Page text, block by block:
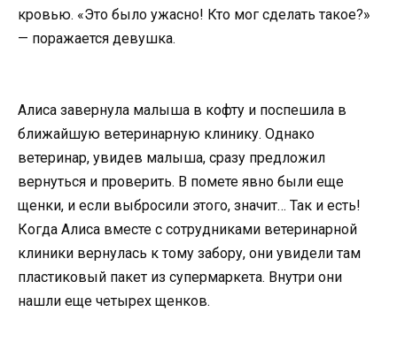
кровью. «Это было ужасно! Кто мог сделать такое?»
— поражается девушка.
Алиса завернула малыша в кофту и поспешила в
ближайшую ветеринарную клинику. Однако
ветеринар, увидев малыша, сразу предложил
вернуться и проверить. В помете явно были еще
щенки, и если выбросили этого, значит… Так и есть!
Когда Алиса вместе с сотрудниками ветеринарной
клиники вернулась к тому забору, они увидели там
пластиковый пакет из супермаркета. Внутри они
нашли еще четырех щенков.